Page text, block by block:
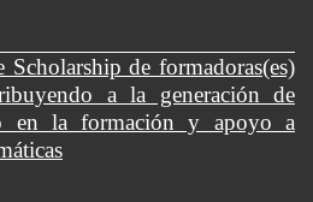
de formadoras(es)
a la generación de
en la formación y apoyo a